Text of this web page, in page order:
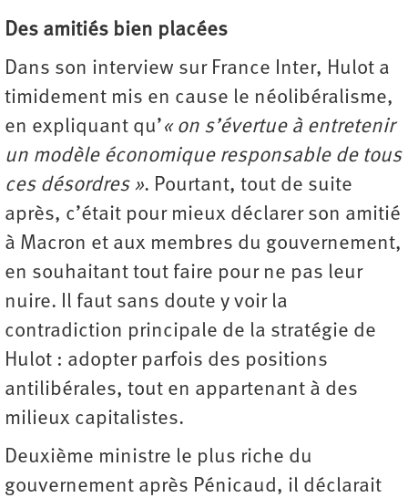
Des amitiés bien placées
Dans son interview sur France Inter, Hulot a
timidement mis en cause le néolibéralisme,
en expliquant qu’« on s’évertue à entretenir
un modèle économique responsable de tous
ces désordres ». Pourtant, tout de suite
après, c’était pour mieux déclarer son amitié
à Macron et aux membres du gouvernement,
en souhaitant tout faire pour ne pas leur
nuire. Il faut sans doute y voir la
contradiction principale de la stratégie de
Hulot : adopter parfois des positions
antilibérales, tout en appartenant à des
milieux capitalistes.
Deuxième ministre le plus riche du
gouvernement après Pénicaud, il déclarait